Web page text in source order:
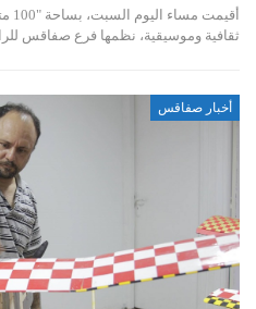
ثقافية وموسيقية، نظمها فرع صفاقس
أخبار صفاقس